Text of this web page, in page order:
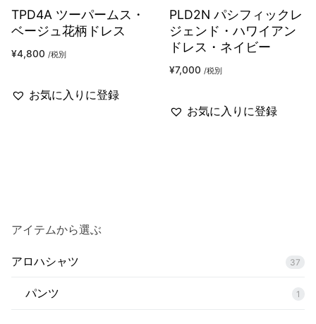
TPD4A ツーパームス・
ベージュ花柄ドレス
¥4,800 /税別
お気に入りに登録
PLD2N パシフィックレ
ジェンド・ハワイアン
ドレス・ネイビー
¥7,000 /税別
お気に入りに登録
アイテムから選ぶ
アロハシャツ 37
パンツ 1